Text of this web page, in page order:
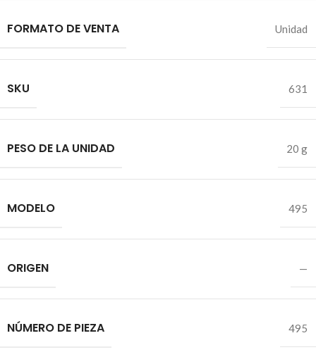
FORMATO DE VENTA Unidad
SKU 631
PESO DE LA UNIDAD 20 g
MODELO 495
ORIGEN —
NÚMERO DE PIEZA 495